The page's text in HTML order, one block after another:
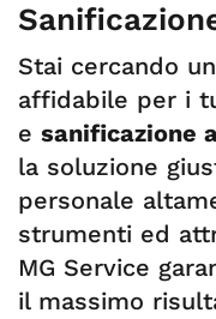
Stai cercando
affidabile per i
e sanificazione
la soluzione
personale
strumenti ed
MG Service
il massimo